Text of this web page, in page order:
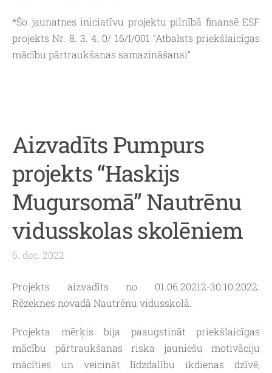
*Šo jaunatnes iniciatīvu projektu pilnībā finansē ESF
projekts Nr. 8. 3. 4. 0/ 16/I/001 “Atbalsts priekšlaicīgas
mācību pārtraukšanas samazināšanai"
Aizvadīts Pumpurs
projekts “Haskijs
Mugursomā” Nautrēnu
vidusskolas skolēniem
6. dec. 2022
Projekts aizvadīts no 01.06.20212-30.10.2022.
Rēzeknes novadā Nautrēnu vidusskolā.
Projekta mērķis bija paaugstināt priekšlaicīgas
mācību pārtraukšanas riska jauniešu motivāciju
mācīties un veicināt līdzdalību ikdienas dzīvē,